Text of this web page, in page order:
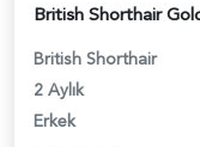
British Shorthair
2 Aylık
Erkek